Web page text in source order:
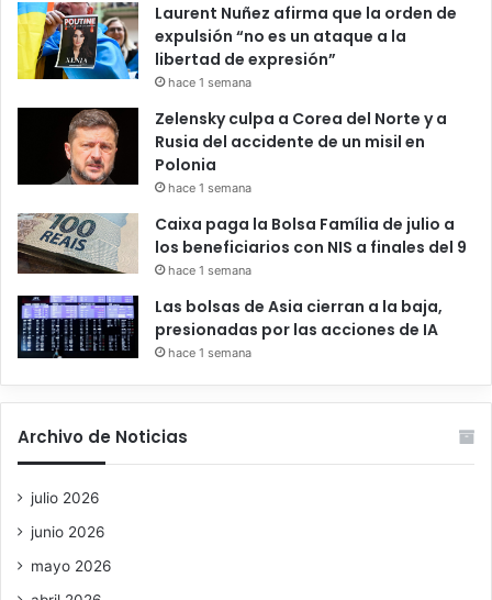
Laurent Nuñez afirma que la orden de
expulsión “no es un ataque a la
libertad de expresión”
hace 1 semana
Zelensky culpa a Corea del Norte y a
Rusia del accidente de un misil en
Polonia
hace 1 semana
Caixa paga la Bolsa Família de julio a
los beneficiarios con NIS a finales del 9
hace 1 semana
Las bolsas de Asia cierran a la baja,
presionadas por las acciones de IA
hace 1 semana
Archivo de Noticias
julio 2026
junio 2026
mayo 2026